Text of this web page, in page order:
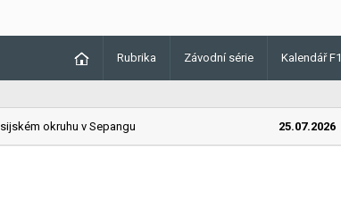
Rubrika Závodní série Kalendář F1
okruhu v Sepangu 25.07.2026